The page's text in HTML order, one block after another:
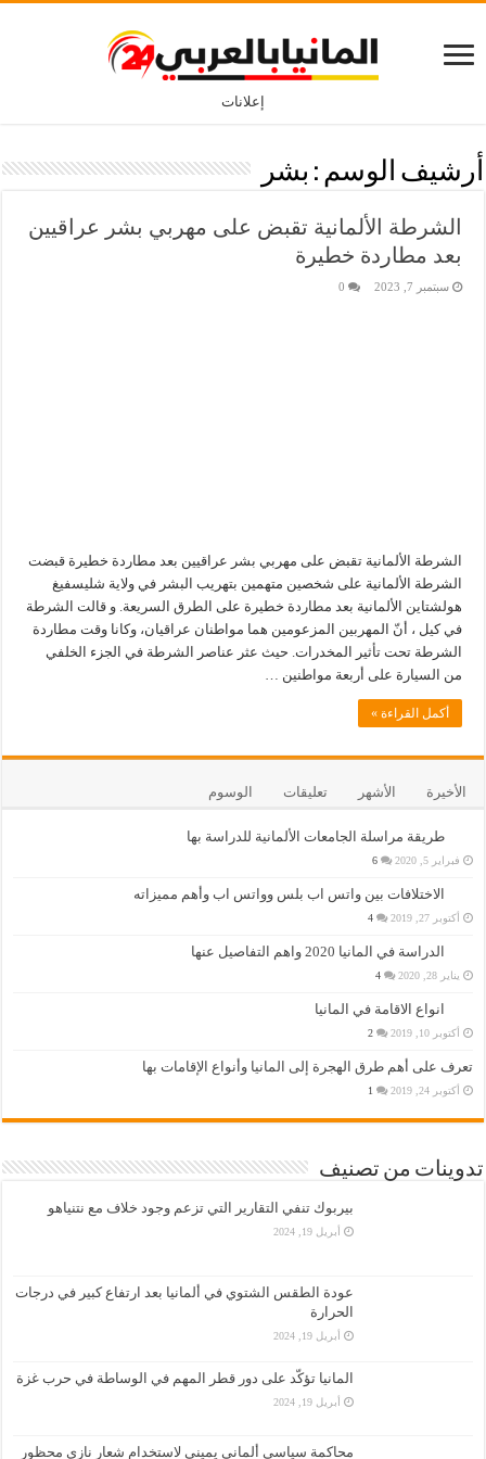
إعلانات
أرشيف الوسم : بشر
الشرطة الألمانية تقبض على مهربي بشر عراقيين
بعد مطاردة خطيرة
سبتمبر 7, 2023 0
الشرطة الألمانية تقبض على مهربي بشر عراقيين بعد مطاردة خطيرة قبضت
الشرطة الألمانية على شخصين متهمين بتهريب البشر في ولاية شليسفيغ
هولشتاين الألمانية بعد مطاردة خطيرة على الطرق السريعة. و قالت الشرطة
في كيل ، أنّ المهربين المزعومين هما مواطنان عراقيان، وكانا وقت مطاردة
الشرطة تحت تأثير المخدرات. حيث عثر عناصر الشرطة في الجزء الخلفي
من السيارة على أربعة مواطنين …
أكمل القراءة »
الأخيرة الأشهر تعليقات الوسوم
طريقة مراسلة الجامعات الألمانية للدراسة بها
فبراير 5, 2020 6
الاختلافات بين واتس اب بلس وواتس اب وأهم مميزاته
أكتوبر 27, 2019 4
الدراسة في المانيا 2020 واهم التفاصيل عنها
يناير 28, 2020 4
انواع الاقامة في المانيا
أكتوبر 10, 2019 2
تعرف على أهم طرق الهجرة إلى المانيا وأنواع الإقامات بها
أكتوبر 24, 2019 1
تدوينات من تصنيف
بيربوك تنفي التقارير التي تزعم وجود خلاف مع نتنياهو
أبريل 19, 2024
عودة الطقس الشتوي في ألمانيا بعد ارتفاع كبير في درجات
الحرارة
أبريل 19, 2024
المانيا تؤكّد على دور قطر المهم في الوساطة في حرب غزة
أبريل 19, 2024
محاكمة سياسي ألماني يميني لاستخدام شعار نازي محظور